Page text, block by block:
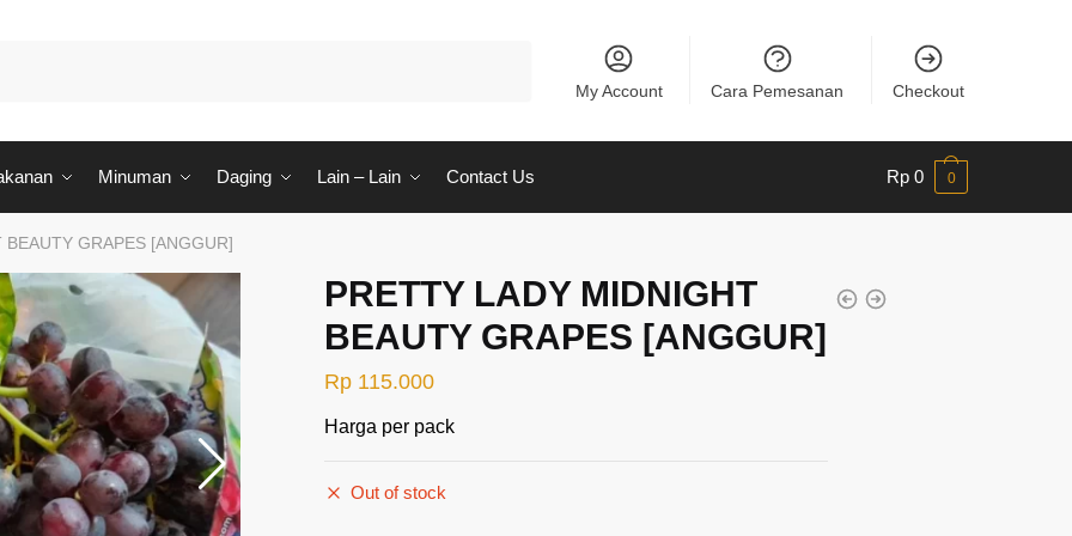
My Account Cara Pemesanan Checkout
Minuman Daging Lain – Lain Contact Us Rp 0 0
GRAPES [ANGGUR]
PRETTY LADY MIDNIGHT
BEAUTY GRAPES [ANGGUR]
Rp115.000
Harga per pack
Out of stock